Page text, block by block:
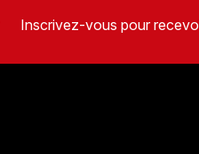
Inscrivez-vous pour